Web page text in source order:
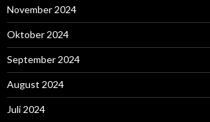
November 2024
Oktober 2024
September 2024
August 2024
Juli 2024